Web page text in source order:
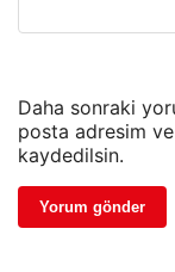
Daha sonraki
posta adresim
kaydedilsin.